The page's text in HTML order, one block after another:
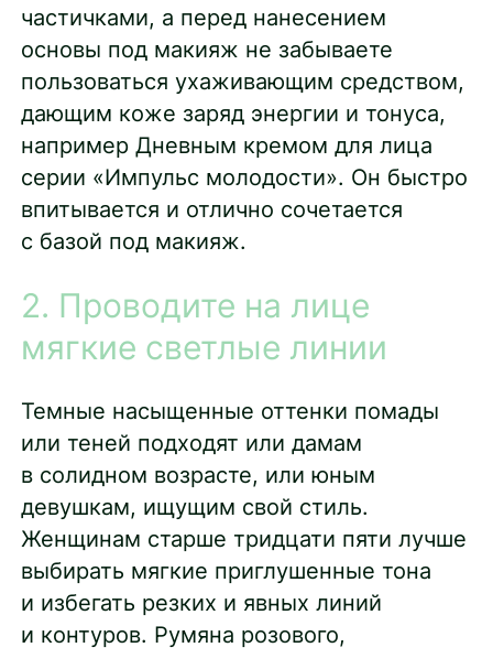
частичками, а перед нанесением
основы под макияж не забываете
пользоваться ухаживающим средством,
дающим коже заряд энергии и тонуса,
например Дневным кремом для лица
серии «Импульс молодости». Он быстро
впитывается и отлично сочетается
с базой под макияж.
2. Проводите на лице
мягкие светлые линии
Темные насыщенные оттенки помады
или теней подходят или дамам
в солидном возрасте, или юным
девушкам, ищущим свой стиль.
Женщинам старше тридцати пяти лучше
выбирать мягкие приглушенные тона
и избегать резких и явных линий
и контуров. Румяна розового,